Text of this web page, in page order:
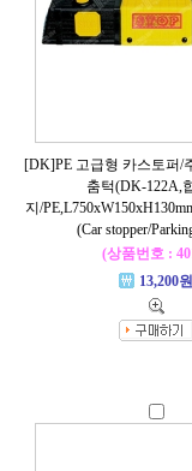
[DK]PE 고급형 카스토퍼/
춤턱(DK-122A,
지/
(Car stopper/
(상품번호 :
13,200원